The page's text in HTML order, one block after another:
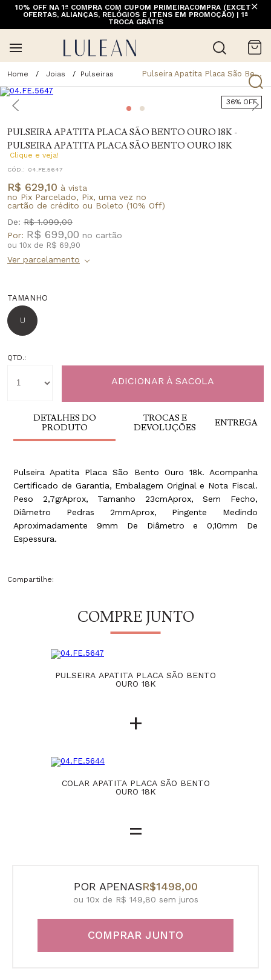
10% OFF NA 1ª COMPRA COM CUPOM PRIMEIRACOMPRA (EXCETO
OFERTAS, ALIANÇAS, RELÓGIOS E ITENS EM PROMOÇÃO) | 1ª
TROCA GRÁTIS
Joias Pulseiras Pulseira Apatita Placa São Bento Ouro 18k - PULSEIRA APATITA PLACA SÃO BENTO OURO 18K
36% OFF
PULSEIRA APATITA PLACA SÃO BENTO OURO 18K -
PULSEIRA APATITA PLACA SÃO BENTO OURO 18K
Clique e veja!
CÓD.: 04.FE.5647
R$ 629,10 à vista
no Pix Parcelado, Pix, uma vez no
cartão de crédito ou Boleto (10% Off)
De: R$ 1.099,00
Por: R$ 699,00
ou 10x de R$ 69,90
TAMANHO
U
QTD.:
DETALHES DO
PRODUTO
TROCAS E
DEVOLUÇÕES
ENTREGA
Pulseira Apatita Placa São Bento Ouro 18k. Acompanha
Certificado de Garantia, Embalagem Original e Nota Fiscal.
Peso 2,7grAprox, Tamanho 23cmAprox, Sem Fecho,
Diâmetro Pedras 2mmAprox, Pingente Medindo
Aproximadamente 9mm De Diâmetro e 0,10mm De
Espessura.
Compartilhe:
COMPRE JUNTO
PULSEIRA APATITA PLACA SÃO BENTO
OURO 18K
+
COLAR APATITA PLACA SÃO BENTO
OURO 18K
=
POR APENASR$1498,00
ou 10x de R$ 149,80 sem juros
COMPRAR JUNTO